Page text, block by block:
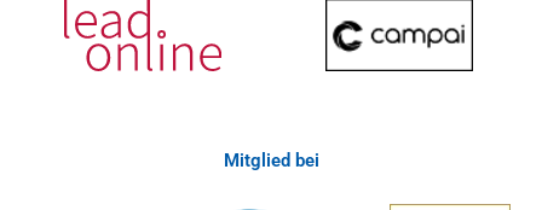
Mitglied bei